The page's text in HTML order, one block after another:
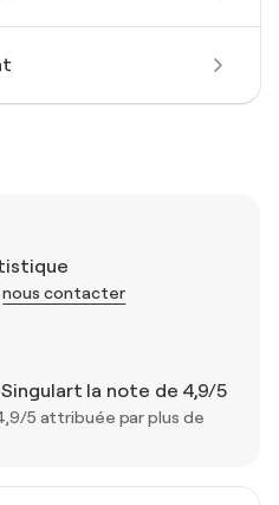
nous contacter
la note de 4,9/5
5 attribuée par plus de